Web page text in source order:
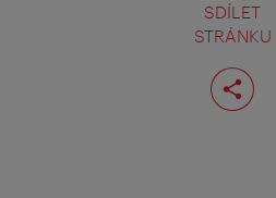
SDÍLET
STRÁNKU
Rozdělit
stranu